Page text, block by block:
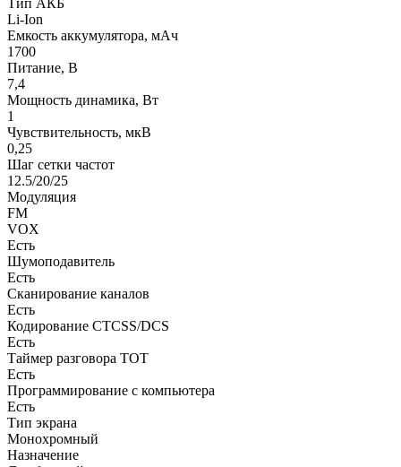
Li-Ion
Емкость аккумулятора, мАч
1700
Питание, В
7,4
Мощность динамика, Вт
1
Чувствительность, мкВ
0,25
Шаг сетки частот
12.5/20/25
Модуляция
FM
VOX
Есть
Шумоподавитель
Есть
Сканирование каналов
Есть
Кодирование CTCSS/DCS
Есть
Таймер разговора ТОТ
Есть
Программирование с компьютера
Есть
Тип экрана
Монохромный
Назначение